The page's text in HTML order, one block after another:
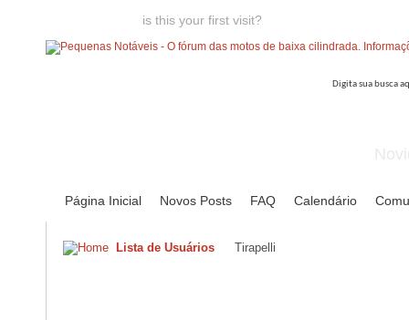
is this your first visit?
Página Inicial Novos Posts FAQ Calendário
Lista de Usuários Tirapelli